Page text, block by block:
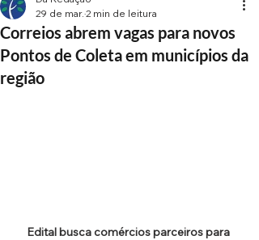
Correios abrem vagas para novos
Pontos de Coleta em municípios da
região
29 de mar. 2 min de leitura
Edital busca comércios parceiros para